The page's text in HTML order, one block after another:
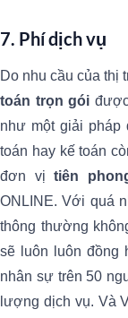
7. Phí dịch vụ
Do nhu cầu của thị
toán trọn gói
như một giải pháp
toán hay kế toán
đơn vịtiên
ONLINE. Với quá
thông thường
sẽ luôn luôn đồng
nhân sự trên 50
lượng dịch vụ. Và